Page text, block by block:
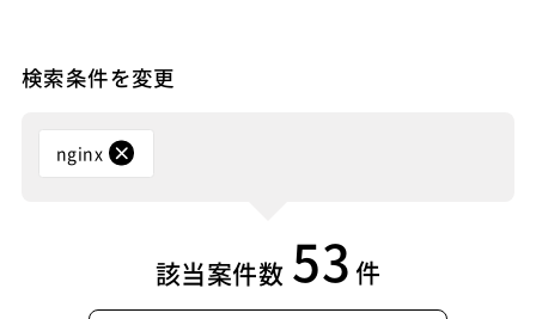
検索条件を変更
nginx
該当案件数 53 件